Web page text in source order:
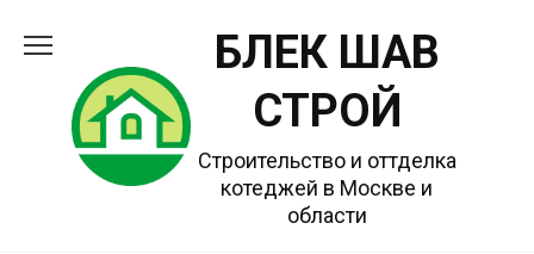
содержанию
БЛЕК ШАВ
СТРОЙ
Строительство и оттделка
котеджей в Москве и
области